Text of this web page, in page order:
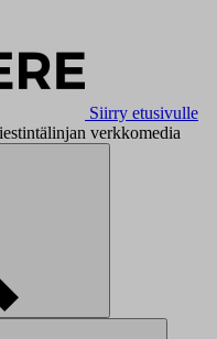
Siirry etusivulle
verkkomedia